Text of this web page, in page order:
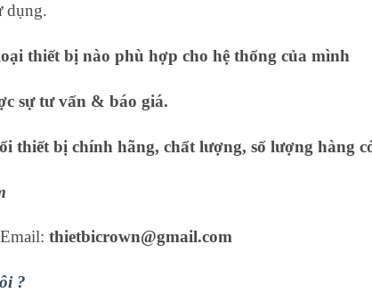
dụng.
thiết bị nào phù hợp cho hệ thống của mình
sự tư vấn & báo giá.
bị chính hãng, chất lượng, số lượng hàng
thietbicrown@gmail.com
?